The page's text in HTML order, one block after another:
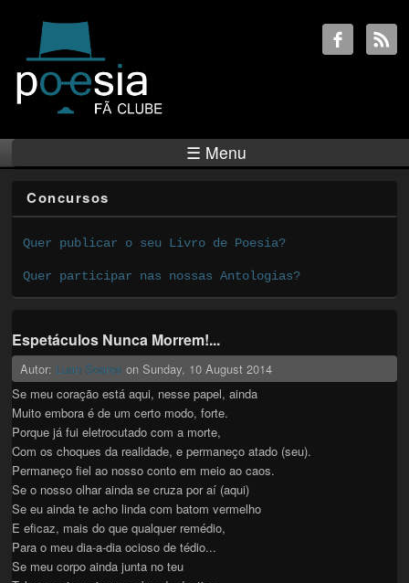
☰ Menu
Concursos
Quer publicar o seu Livro de Poesia?
Quer participar nas nossas Antologias?
Espetáculos Nunca Morrem!...
Autor: Luan Soares on Sunday, 10 August 2014
Se meu coração está aqui, nesse papel, ainda
Muito embora é de um certo modo, forte.
Porque já fui eletrocutado com a morte,
Com os choques da realidade, e permaneço atado (seu).
Permaneço fiel ao nosso conto em meio ao caos.
Se o nosso olhar ainda se cruza por aí (aqui)
Se eu ainda te acho linda com batom vermelho
E eficaz, mais do que qualquer remédio,
Para o meu dia-a-dia ocioso de tédio...
Se meu corpo ainda junta no teu